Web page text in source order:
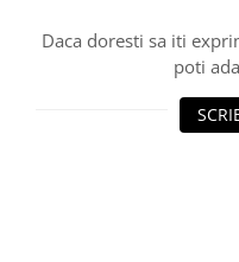
Daca doresti sa iti
poti